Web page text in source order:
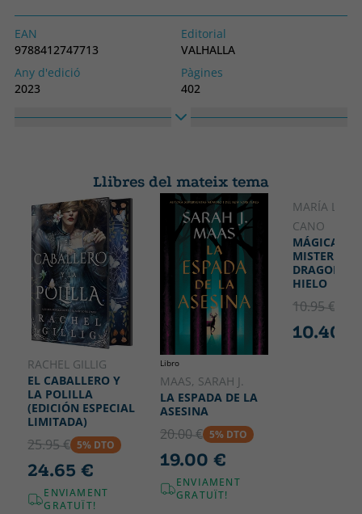
debe tener más cuidado que nunca para no cometer ningún
desliz. Mientras Daniel se las ingenia para pasar
desapercibido ante los vigilantes, Neera tendrá que decidir
hasta qué punto puede confiar en él y qué está dispuesta a
hacer para recuperar su libertad y ayudar a sus seres
queridos. Lorena Morato nos trae una novela de fantasía
contemporánea donde la superación personal y las
EAN
9788412747713
Editorial
VALHALLA
Any d'edició
2023
Pàgines
402
Idioma
150
Llibres del mateix tema
RACHEL GILLIG
EL CABALLERO Y
LA POLILLA
(EDICIÓN ESPECIAL
LIMITADA)
25.95 € 5% DTO
24.65 €
ENVIAMENT
GRATUÏT!
Libro
MAAS, SARAH J.
LA ESPADA DE LA
ASESINA
20.00 € 5% DTO
19.00 €
ENVIAMENT
GRATUÏT!
MARÍA
CANO
MÁGICAS 1
MISTERIO
DRAGONES
HIELO
10.95 €
10.40 €